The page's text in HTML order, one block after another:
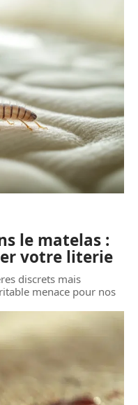
le matelas :
votre literie
discrets mais
menace pour nos